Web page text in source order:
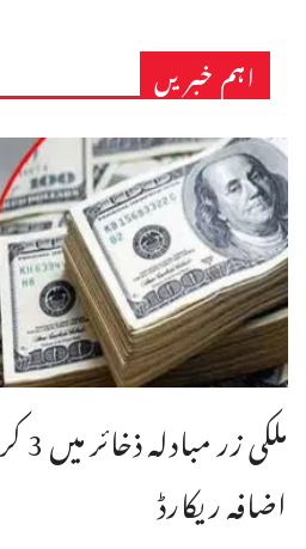
اہم خبریں
اضافہ ریکارڈ